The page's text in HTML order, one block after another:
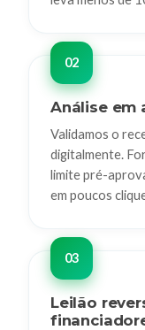
Análise em
Validamos o
digitalmente.
limite pré-
em poucos
Leilão